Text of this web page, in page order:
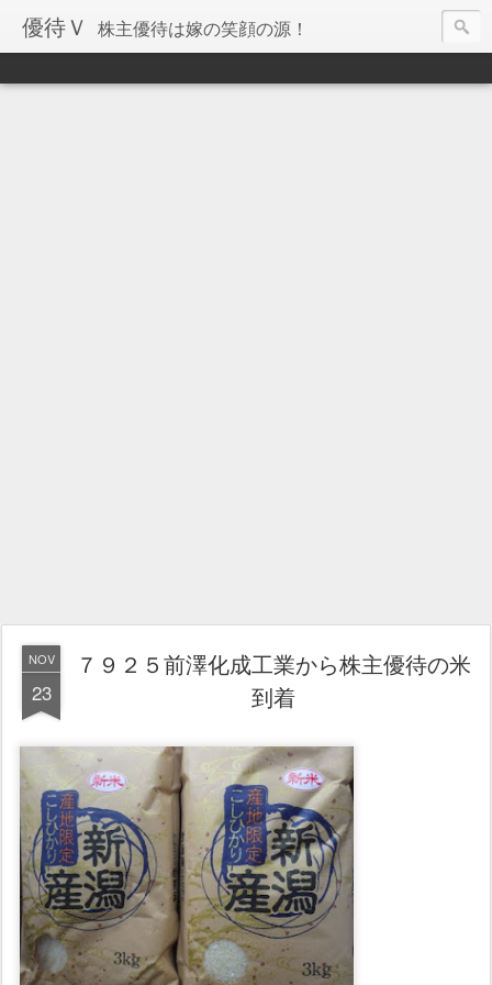
優待Ｖ 株主優待は嫁の笑顔の源！
NOV
23
７９２５前澤化成工業から株主優待の米
到着